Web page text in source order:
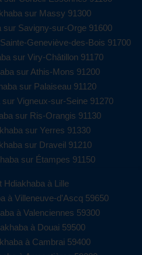
sur Massy 91300
sur Savigny-sur-Orge 91600
Geneviève-des-Bois 91700
sur Viry-Châtillon 91170
sur Athis-Mons 91200
sur Palaiseau 91120
Vigneux-sur-Seine 91270
sur Ris-Orangis 91130
sur Yerres 91330
sur Draveil 91210
sur Étampes 91150
Hdiakhaba à Lille
à Villeneuve-d'Ascq 59650
à Valenciennes 59300
à Douai 59500
à Cambrai 59400